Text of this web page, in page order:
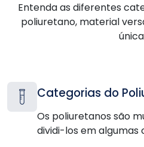
Entenda as diferentes
poliuretano, material
Categorias do
Os poliuretanos são
dividi-los em algumas